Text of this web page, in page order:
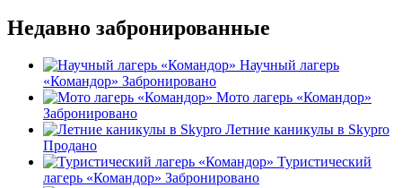
Недавно забронированные
Научный лагерь
«Командор» Забронировано
Мото лагерь «Командор»
Забронировано
Летние каникулы в Skypro
Продано
Туристический
лагерь «Командор» Забронировано